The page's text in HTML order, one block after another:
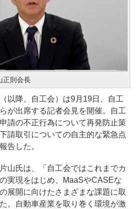
正則会長
以降、自工会）は9月19日、自工
が出席する記者会見を開催。自工
請の不正行為について再発防止策
請取引についての自主的な緊急点
告した。
山氏は、「自工会ではこれまでカ
実現をはじめ、MaaSやCASEな
展開に向けたさまざまな課題に取
。自動車産業を取り巻く環境が激